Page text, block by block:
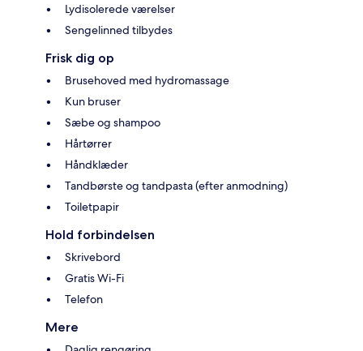
Lydisolerede værelser
Sengelinned tilbydes
Frisk dig op
Brusehoved med hydromassage
Kun bruser
Sæbe og shampoo
Hårtørrer
Håndklæder
Tandbørste og tandpasta (efter anmodning)
Toiletpapir
Hold forbindelsen
Skrivebord
Gratis Wi-Fi
Telefon
Mere